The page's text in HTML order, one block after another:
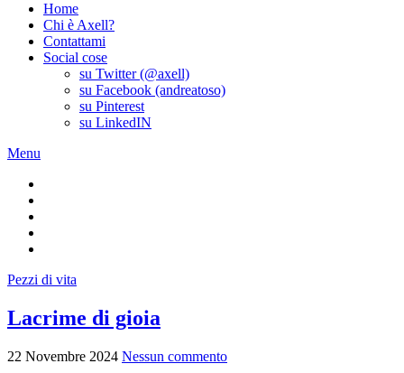
Home
Chi è Axell?
Contattami
Social cose
su Twitter (@axell)
su Facebook (andreatoso)
su Pinterest
su LinkedIN
Menu
Pezzi di vita
Lacrime di gioia
22 Novembre 2024 Nessun commento